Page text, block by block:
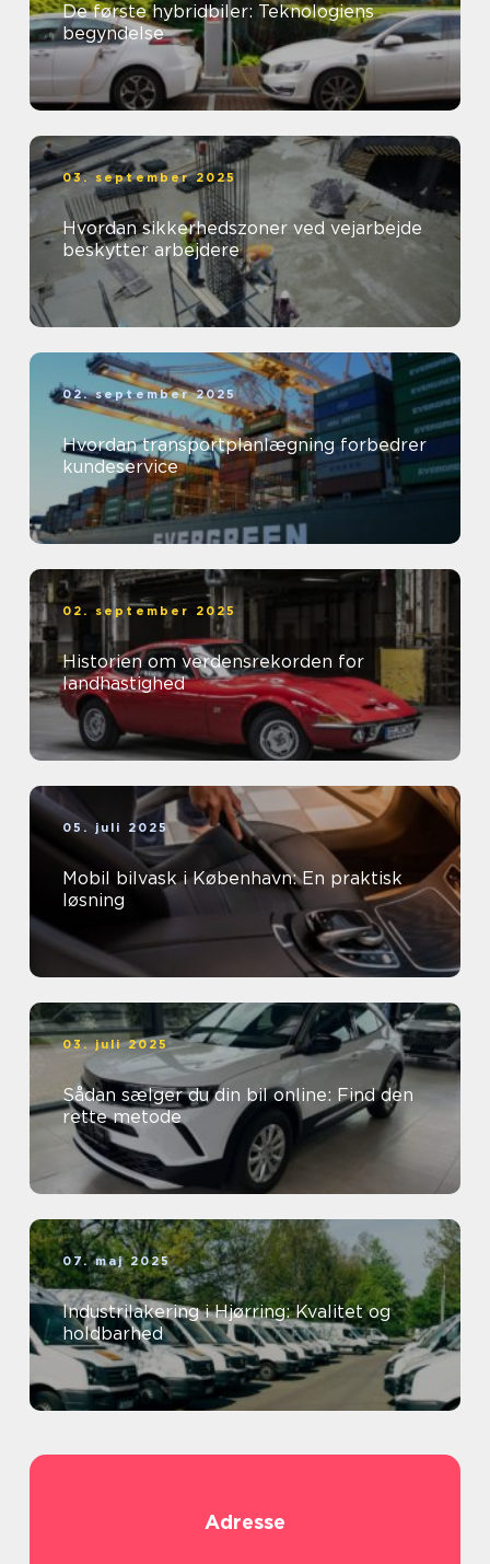
De første hybridbiler: Teknologiens
begyndelse
03. september 2025
Hvordan sikkerhedszoner ved vejarbejde
beskytter arbejdere
02. september 2025
Hvordan transportplanlægning forbedrer
kundeservice
02. september 2025
Historien om verdensrekorden for
landhastighed
05. juli 2025
Mobil bilvask i København: En praktisk
løsning
03. juli 2025
Sådan sælger du din bil online: Find den
rette metode
07. maj 2025
Industrilakering i Hjørring: Kvalitet og
holdbarhed
Adresse